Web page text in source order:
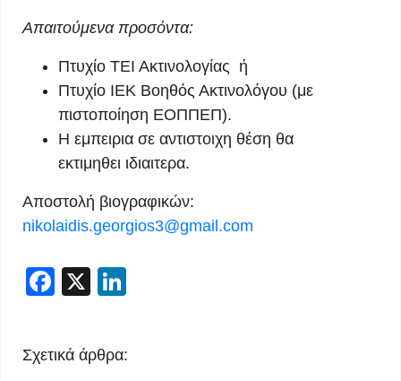
Απαιτούμενα προσόντα:
Πτυχίο ΤΕΙ Ακτινολογίας ή
Πτυχίο ΙΕΚ Βοηθός Ακτινολόγου (με
πιστοποίηση ΕΟΠΠΕΠ).
Η εμπειρια σε αντιστοιχη θέση θα
εκτιμηθει ιδιαιτερα.
Αποστολή βιογραφικών:
nikolaidis.georgios3@gmail.com
Facebook
X
Σχετικά άρθρα: